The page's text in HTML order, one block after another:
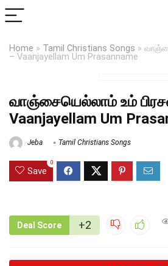
Home » Tamil Christians Songs »
– Vaanjayellam Um Prasanname
வாஞ்சையெல்லாம் உம்
Vaanjayellam Um
Jeba Tamil Christians Songs
Save
0
Deal Score +2